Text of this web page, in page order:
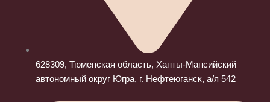
628309, Тюменская область, Ханты-Мансийский
автономный округ Югра, г. Нефтеюганск, а/я 542